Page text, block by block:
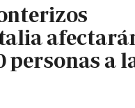
personas a